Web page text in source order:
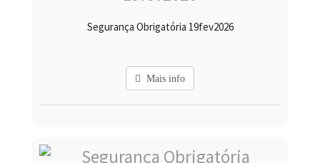
Segurança Obrigatória 19fev2026
Mais info